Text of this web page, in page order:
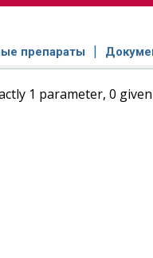
препараты
1 parameter, 0